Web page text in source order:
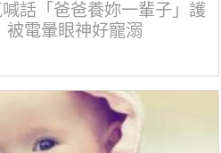
話「爸爸養妳一輩子」護
被電暈眼神好寵溺